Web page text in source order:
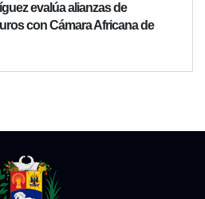
evalúa alianzas de
con Cámara Africana de